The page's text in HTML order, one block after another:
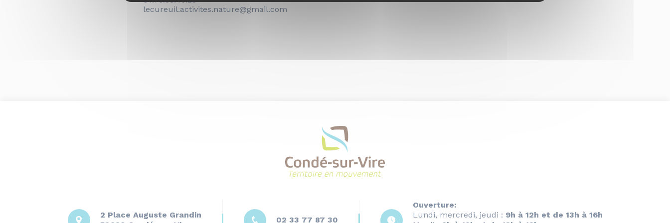
lecureuil.activites.nature@gmail.com
2 Place Auguste Grandin
02 33 77 87 30
Ouverture:
Lundi, mercredi, jeudi : 9h à 12h et de 13h à 16h